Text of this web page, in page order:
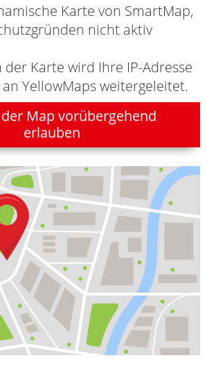
Karte von SmartMap,
nicht aktiv
Karte wird Ihre IP-Adresse
YellowMaps weitergeleitet.
Map vorübergehend
erlauben